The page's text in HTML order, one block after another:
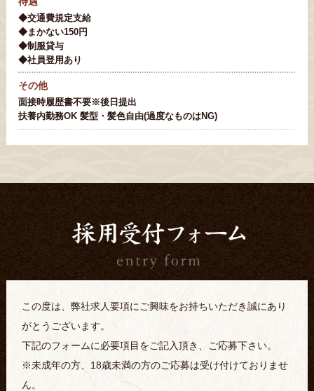
◆交通費規定支給
◆まかない150円
◆制服貸与
◆社員登用あり
その他
面接時履歴書不要※後日提出
扶養内勤務OK 髪型・髪色自由(過度なものはNG)
この度は、弊社求人要項にご興味をお持ちいただき誠にあり
がとうございます。
下記のフォームに必要項目をご記入頂き、ご応募下さい。
※未成年の方、18歳未満の方のご応募は受け付けておりませ
ん。